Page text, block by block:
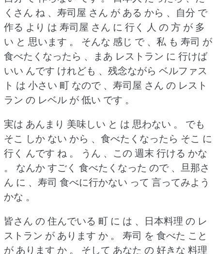
くさん ね 、寿司屋 さん が ある から 、自分 で
作る より は 寿司屋 さん に 行く 人 の 方 が 多
い と 思います 。
そんな 感じ で 、私 も 寿司 が
食べたくなったら 、まあ レストラン に 行けば
いい んです けれども 、残念ながら ベルファス
ト は 小さい 町 なので 、寿司屋 さん の レスト
ラン の レベル が 低い です 。
実は あんまり 美味しい と は 思わない 。
でも
そこ しか ない から 、食べたくなったら そこ に
行く んです ね 。
うん 、この 週末 行ける かな
。
なんか すごく 食べたくなった ので 、旦那さ
ん に 、寿司 食べに行かない って 言ってみよう
かな 。
皆さん の 住んでいる 町 に は 、日本料理 の レ
ストラン が あります か 。
寿司 を 食べた こと
が あります か 。
そして あなた の 好きな 料理